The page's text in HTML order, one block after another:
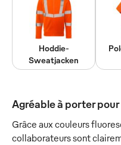
Hoddie-
Sweatjacken
Agréable à porter
Grâce aux couleurs
collaborateurs sont